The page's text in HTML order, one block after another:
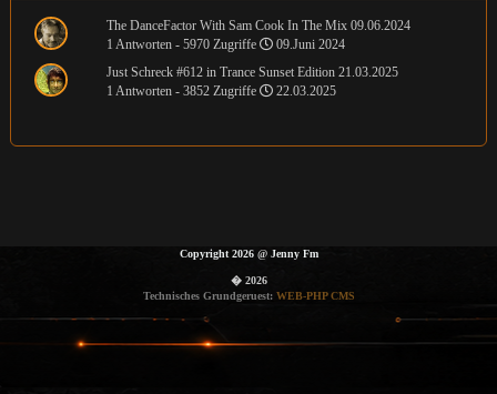
The DanceFactor With Sam Cook In The Mix 09.06.2024
1 Antworten - 5970 Zugriffe
09.Juni 2024
Just Schreck #612 in Trance Sunset Edition 21.03.2025
1 Antworten - 3852 Zugriffe
22.03.2025
Copyright 2026@ Jenny Fm
� 2026
Technisches Grundgeruest: WEB-PHP CMS